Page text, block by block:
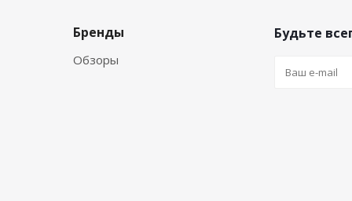
Бренды
Обзоры
Будьте